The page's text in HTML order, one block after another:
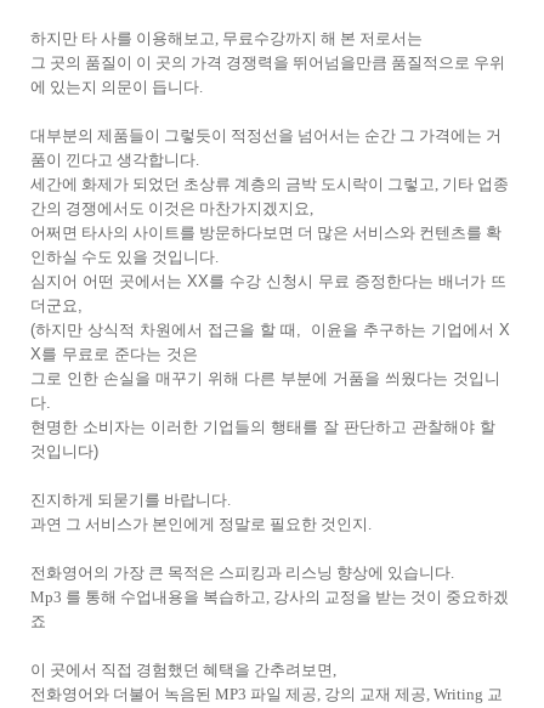
하지만 타 사를 이용해보고, 무료수강까지 해 본 저로서는
그 곳의 품질이 이 곳의 가격 경쟁력을 뛰어넘을만큼 품질적으로 우위
에 있는지 의문이 듭니다.
대부분의 제품들이 그렇듯이 적정선을 넘어서는 순간 그 가격에는 거
품이 낀다고 생각합니다.
세간에 화제가 되었던 초상류 계층의 금박 도시락이 그렇고, 기타 업종
간의 경쟁에서도 이것은 마찬가지겠지요,
어쩌면 타사의 사이트를 방문하다보면 더 많은 서비스와 컨텐츠를 확
인하실 수도 있을 것입니다.
심지어 어떤 곳에서는 XX를 수강 신청시 무료 증정한다는 배너가 뜨
더군요,
(하지만 상식적 차원에서 접근을 할 때, 이윤을 추구하는 기업에서 X
X를 무료로 준다는 것은
그로 인한 손실을 매꾸기 위해 다른 부분에 거품을 씌웠다는 것입니
다.
현명한 소비자는 이러한 기업들의 행태를 잘 판단하고 관찰해야 할
것입니다)
진지하게 되묻기를 바랍니다.
과연 그 서비스가 본인에게 정말로 필요한 것인지.
전화영어의 가장 큰 목적은 스피킹과 리스닝 향상에 있습니다.
Mp3 를 통해 수업내용을 복습하고, 강사의 교정을 받는 것이 중요하겠
죠
이 곳에서 직접 경험했던 혜택을 간추려보면,
전화영어와 더불어 녹음된 MP3 파일 제공, 강의 교재 제공, Writing 교